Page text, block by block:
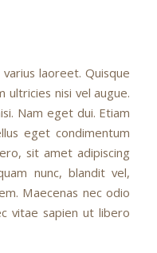
laoreet. Quisque
ultricies nisi vel augue.
Nam eget dui. Etiam
eget condimentum
sit amet adipiscing
nunc, blandit vel,
Maecenas nec odio
vitae sapien ut libero